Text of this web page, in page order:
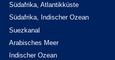
Südafrika, Atlantikküste
Südafrika, Indischer Ozean
Suezkanal
Arabisches Meer
Indischer Ozean